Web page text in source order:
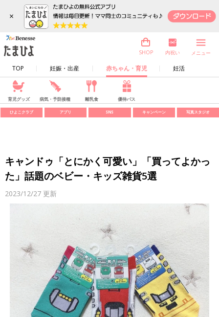
×
TOP 妊娠・出産 赤ちゃん・育児 妊活
SHOP 内祝い メニュー
育児グッズ 病気・予防接種 離乳食 優待パス
ひよこクラブ アプリ SNS キャンペーン 写真スタジオ
キャンドゥ「とにかく可愛い」「買ってよかっ
た」話題のベビー・キッズ雑貨5選
2023/12/27 更新